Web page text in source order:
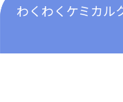
わくわくケミカル